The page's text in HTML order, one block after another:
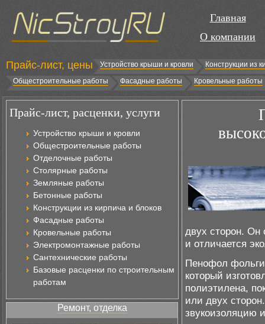
Главная
О компании
Прайс-лист, цены Устройство крыши и кровли
Конструкции из
Общестроительные работы
Фасадные работы Кровельные работы
Прайс-лист, расценки, услуги
Устройство крыши и кровли
Общестроительные работы
Отделочные работы
Столярные работы
Земляные работы
Бетонные работы
Конструкции из кирпича и блоков
Фасадные работы
Кровельные работы
Электромонтажные работы
Сантехнические работы
Базовые расценки по строительным
работам
Ремонт, отделка
двух сторон. Он
и отличается
Пенофол
который
полиэтилена,
или двух
звукоизоляцию